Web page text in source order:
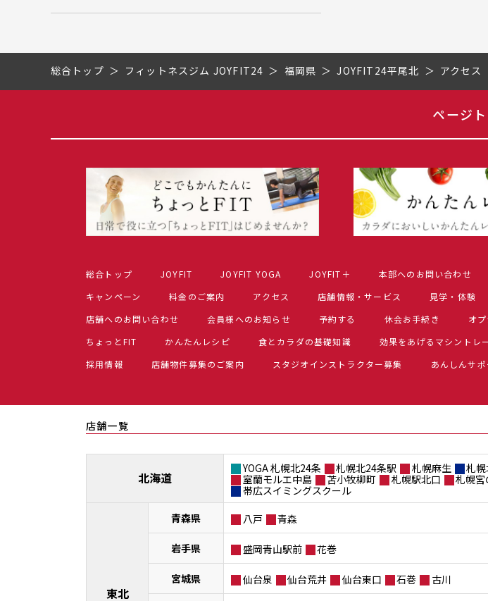
総合トップ フィットネスジム JOYFIT24 福岡県 JOYFIT24平尾北 アクセス
ページ
総合トップ JOYFIT JOYFIT YOGA JOYFIT＋ 本部へのお問い合わせ
キャンペーン
料金のご案内 アクセス 店舗情報・サービス 見学・体験
店舗へのお問い合わせ
会員様へのお知らせ 予約する 休会お手続き オ
ちょっとFIT
かんたんレシピ 食とカラダの基礎知識
効果をあげるマシントレ
採用情報
店舗物件募集のご案内 スタジオインストラクター募集 あんしんサポ
店舗一覧
北海道
YOGA 札幌北24条 札幌北24条駅 札幌麻生 札
室蘭モルエ中島
苫小牧柳町 札幌駅北口 札幌宮
帯広スイミングスクール
東北
青森県 八戸 青森
岩手県 盛岡青山駅前 花巻
宮城県 仙台泉 仙台荒井 仙台東口 石巻 古川